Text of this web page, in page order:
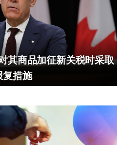
其商品加征新关税时采取
复措施